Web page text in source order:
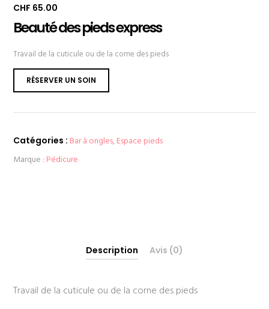
CHF 65.00
Beauté des pieds express
Travail de la cuticule ou de la corne des pieds
RÉSERVER UN SOIN
Catégories : Bar à ongles,Espace pieds
Marque : Pédicure
Description Avis (0)
Travail de la cuticule ou de la corne des pieds